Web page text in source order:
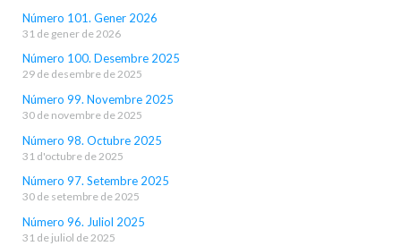
Número 101. Gener 2026
31 de gener de 2026
Número 100. Desembre 2025
29 de desembre de 2025
Número 99. Novembre 2025
30 de novembre de 2025
Número 98. Octubre 2025
31 d'octubre de 2025
Número 97. Setembre 2025
30 de setembre de 2025
Número 96. Juliol 2025
31 de juliol de 2025